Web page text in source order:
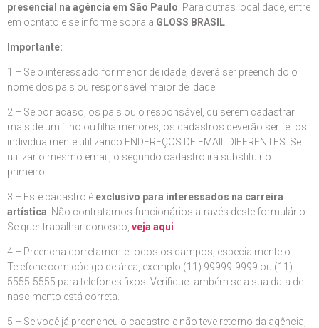
presencial na agência em São Paulo . Para outras localidade, entre
em ocntato e se informe sobra a GLOSS BRASIL
Importante:
1 – Se o interessado for menor de idade, deverá ser preenchido o
nome dos pais ou responsável maior de idade.
2 – Se por acaso, os pais ou o responsável, quiserem cadastrar
mais de um filho ou filha menores, os cadastros deverão ser feitos
individualmente utilizando ENDEREÇOS DE EMAIL DIFERENTES. Se
utilizar o mesmo email, o segundo cadastro irá substituir o
primeiro.
3 – Este cadastro é exclusivo para interessados na carreira
artística . Não contratamos funcionários através deste formulário.
Se quer trabalhar conosco, veja aqui
4 – Preencha corretamente todos os campos, especialmente o
Telefone com código de área, exemplo (11) 99999-9999 ou (11)
5555-5555 para telefones fixos. Verifique também se a sua data de
nascimento está correta.
5 – Se você já preencheu o cadastro e não teve retorno da agência,